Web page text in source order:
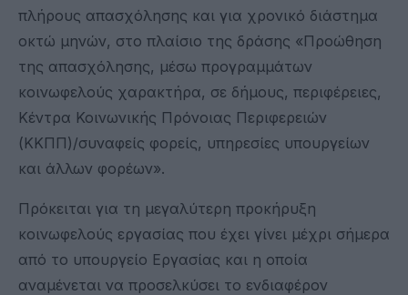
πλήρους απασχόλησης και για χρονικό διάστημα
οκτώ μηνών, στο πλαίσιο της δράσης «Προώθηση
της απασχόλησης, μέσω προγραμμάτων
κοινωφελούς χαρακτήρα, σε δήμους, περιφέρειες,
Κέντρα Κοινωνικής Πρόνοιας Περιφερειών
(ΚΚΠΠ)/συναφείς φορείς, υπηρεσίες υπουργείων
και άλλων φορέων».
Πρόκειται για τη μεγαλύτερη προκήρυξη
κοινωφελούς εργασίας που έχει γίνει μέχρι σήμερα
από το υπουργείο Εργασίας και η οποία
αναμένεται να προσελκύσει το ενδιαφέρον